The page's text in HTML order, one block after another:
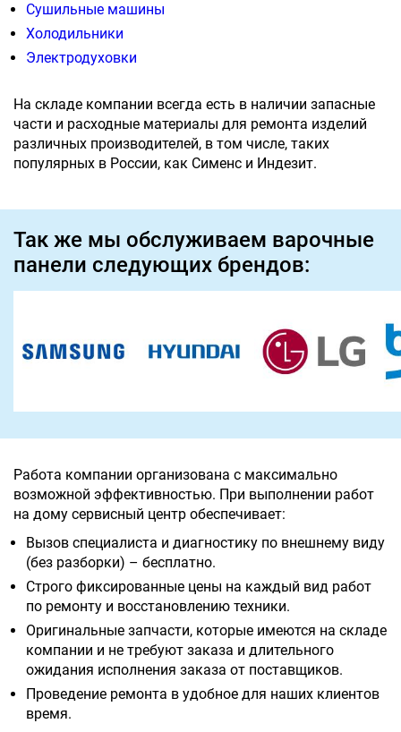
Сушильные машины
Холодильники
Электродуховки
На складе компании всегда есть в наличии запасные
части и расходные материалы для ремонта изделий
различных производителей, в том числе, таких
популярных в России, как Сименс и Индезит.
Так же мы обслуживаем варочные
панели следующих брендов:
Работа компании организована с максимально
возможной эффективностью. При выполнении работ
на дому сервисный центр обеспечивает:
Вызов специалиста и диагностику по внешнему виду
(без разборки) – бесплатно.
Строго фиксированные цены на каждый вид работ
по ремонту и восстановлению техники.
Оригинальные запчасти, которые имеются на складе
компании и не требуют заказа и длительного
ожидания исполнения заказа от поставщиков.
Проведение ремонта в удобное для наших клиентов
время.